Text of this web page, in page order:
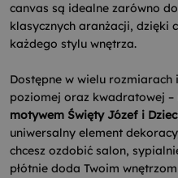
canvas są idealne zarówno
klasycznych aranżacji, dzięki
każdego stylu wnętrza.
Dostępne w wielu
poziomej oraz kwadratowej –
motywem Święty Józef i
uniwersalny element
chcesz ozdobić salon,
płótnie doda Twoim